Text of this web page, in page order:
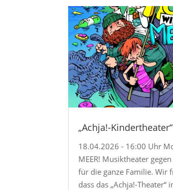
„Achja!-Kindertheater“
18.04.2026 - 16:00 Uhr
MEER! Musiktheater
für die ganze Familie. Wir
dass das „Achja!-Theater“